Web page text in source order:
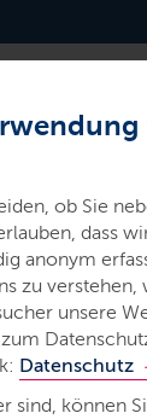
ob Sie
dass
anonym
zu verstehen,
unsere
Datenschutz
sind, können